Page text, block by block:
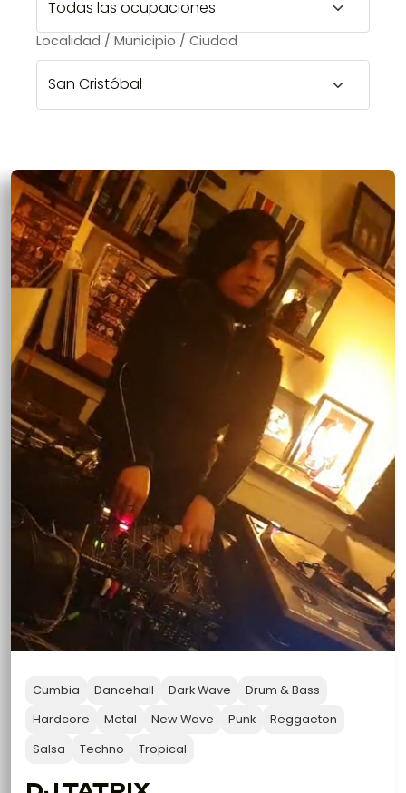
Localidad / Municipio / Ciudad
Cumbia Dancehall Dark Wave
Drum & Bass
Hardcore
Metal New Wave Punk
Reggaeton
Salsa
Techno Tropical